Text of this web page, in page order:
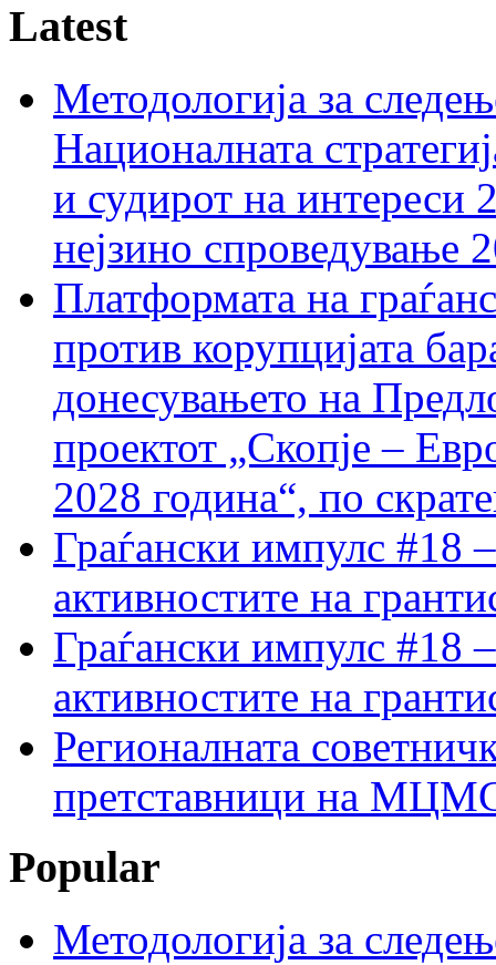
Latest
Методологија за
Националната
и судирот на интереси
нејзино спроведување
Платформата на
против корупцијата
донесувањето на
проектот „Скопје –
2028 година“, по
Граѓански импулс #18
активностите на
Граѓански импулс #18
активностите на
Регионалната
претставници на МЦМС
Popular
Методологија за